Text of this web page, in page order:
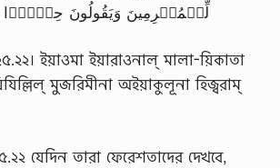
لِّلۡمُجۡرِمِينَ وَيَقُولُونَ حِجۡرً۬ا
ইয়াওমা ইয়ারাওনাল্ মালা-য়িকাতা
মুজরিমীনা অইয়াকুলূনা হিজ্বরাম্
যেদিন তারা ফেরেশতাদের দেখবে,